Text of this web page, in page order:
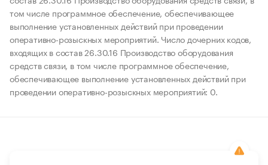
том числе программное обеспечение, обеспечивающее
выполнение установленных действий при проведении
оперативно-розыскных мероприятий. Число дочерних кодов,
входящих в состав 26.30.16 Производство оборудования
средств связи, в том числе программное обеспечение,
обеспечивающее выполнение установленных действий при
проведении оперативно-розыскных мероприятий: 0.